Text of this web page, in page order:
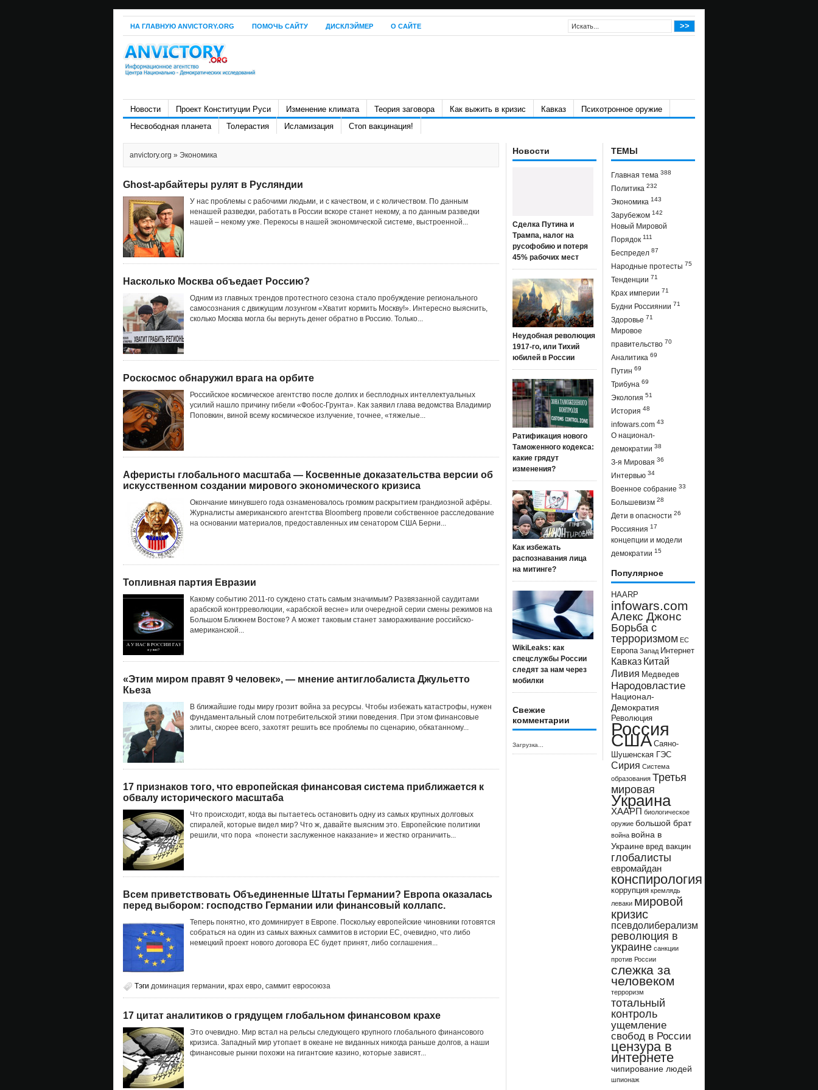
НА ГЛАВНУЮ ANVICTORY.ORG ПОМОЧЬ САЙТУ ДИСКЛЭЙМЕР О САЙТЕ
Новости Проект Конституции Руси Изменение климата Теория заговора Как выжить в кризис Кавказ
Психотронное оружие
Несвободная планета
Толерастия Исламизация Стоп вакцинация!
anvictory.org » Экономика
Ghost-арбайтеры рулят в Русляндии
У нас проблемы с рабочими людьми, и с качеством, и с количеством. По данным
ненашей разведки, работать в России вскоре станет некому, а по данным разведки
нашей – некому уже. Перекосы в нашей экономической системе, выстроенной...
Насколько Москва объедает Россию?
Одним из главных трендов протестного сезона стало пробуждение регионального
самосознания с движущим лозунгом «Хватит кормить Москву!». Интересно выяснить,
сколько Москва могла бы вернуть денег обратно в Россию. Только...
Роскосмос обнаружил врага на орбите
Российское космическое агентство после долгих и бесплодных интеллектуальных
усилий нашло причину гибели «Фобос-Грунта». Как заявил глава ведомства Владимир
Поповкин, виной всему космическое излучение, точнее, «тяжелые...
Аферисты глобального масштаба — Косвенные доказательства версии об
искусственном создании мирового экономического кризиса
Окончание минувшего года ознаменовалось громким раскрытием грандиозной афёры.
Журналисты американского агентства Bloomberg провели собственное расследование
на основании материалов, предоставленных им сенатором США Берни...
Топливная партия Евразии
Какому событию 2011-го суждено стать самым значимым? Развязанной саудитами
арабской контрреволюции, «арабской весне» или очередной серии смены режимов на
Большом Ближнем Востоке? А может таковым станет замораживание российско-
американской...
«Этим миром правят 9 человек», — мнение антиглобалиста Джульетто
Кьеза
В ближайшие годы миру грозит война за ресурсы. Чтобы избежать катастрофы, нужен
фундаментальный слом потребительской этики поведения. При этом финансовые
элиты, скорее всего, захотят решить все проблемы по сценарию, обкатанному...
17 признаков того, что европейская финансовая система приближается к
обвалу исторического масштаба
Что происходит, когда вы пытаетесь остановить одну из самых крупных долговых
спиралей, которые видел мир? Что ж, давайте выясним это. Европейские политики
решили, что пора «понести заслуженное наказание» и жестко ограничить...
Всем приветствовать Объединенные Штаты Германии? Европа оказалась
перед выбором: господство Германии или финансовый коллапс.
Теперь понятно, кто доминирует в Европе. Поскольку европейские чиновники готовятся
собраться на один из самых важных саммитов в истории ЕС, очевидно, что либо
немецкий проект нового договора ЕС будет принят, либо соглашения...
Тэги доминация германии, крах евро, саммит евросоюза
17 цитат аналитиков о грядущем глобальном финансовом крахе
Это очевидно. Мир встал на рельсы следующего крупного глобального финансового
кризиса. Западный мир утопает в океане не виданных никогда раньше долгов, а наши
финансовые рынки похожи на гигантские казино, которые зависят...
Новости
Сделка Путина и
Трампа, налог на
русофобию и потеря
45% рабочих мест
Неудобная революция
1917-го, или Тихий
юбилей в России
Ратификация нового
Таможенного кодекса:
какие грядут
изменения?
Как избежать
распознавания лица
на митинге?
WikiLeaks: как
спецслужбы России
следят за нам через
мобилки
Свежие
комментарии
Загрузка...
ТЕМЫ
Главная тема 388
Политика 232
Экономика 143
Зарубежом 142
Новый Мировой
Порядок 111
Беспредел 87
Народные протесты 75
Тенденции 71
Крах империи 71
Будни Россиянии 71
Здоровье 71
Мировое
правительство 70
Аналитика 69
Путин 69
Трибуна 69
Экология 51
История 48
infowars.com 43
О национал-
демократии 38
З-я Мировая 36
Интервью 34
Военное собрание 33
Большевизм 28
Дети в опасности 26
Россияния 17
концепции и модели
демократии 15
Популярное
HAARP
infowars.com
Алекс Джонс
Борьба с
терроризмом ЕС
Европа Запад Интернет
Кавказ Китай
Ливия Медведев
Народовластие
Национал-
Демократия
Революция
Россия
США Саяно-
Шушенская ГЭС
Сирия Система
образования Третья
мировая
Украина
ХААРП биологическое
оружие большой брат
война война в
Украине вред вакцин
глобалисты
евромайдан
конспирология
коррупция кремлядь
леваки мировой
кризис
псевдолиберализм
революция в
украине санкции
против России
слежка за
человеком
терроризм
тотальный
контроль
ущемление
свобод в России
цензура в
интернете
чипирование людей
шпионаж